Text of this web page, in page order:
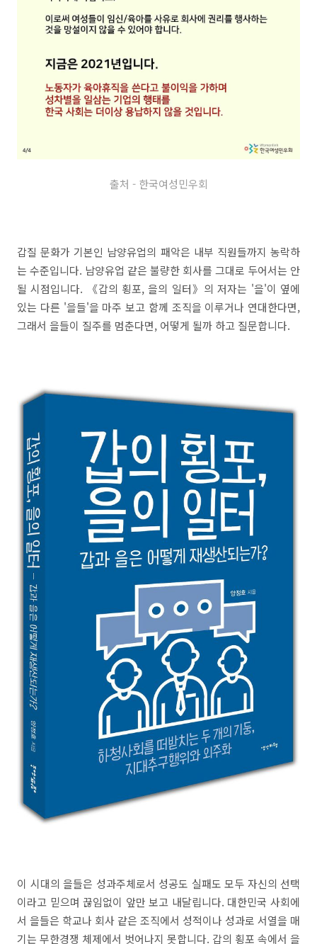
출처 - 한국여성민우회
갑질 문화가 기본인 남양유업의 패악은 내부 직원들까지 농락하
는 수준입니다. 남양유업 같은 불량한 회사를 그대로 두어서는 안
될 시점입니다. 《갑의 횡포, 을의 일터》의 저자는 '을'이 옆에
있는 다른 '을들'을 마주 보고 함께 조직을 이루거나 연대한다면,
그래서 을들이 질주를 멈춘다면, 어떻게 될까 하고 질문합니다.
이 시대의 을들은 성과주체로서 성공도 실패도 모두 자신의 선택
이라고 믿으며 끊임없이 앞만 보고 내달립니다. 대한민국 사회에
서 을들은 학교나 회사 같은 조직에서 성적이나 성과로 서열을 매
기는 무한경쟁 체제에서 벗어나지 못합니다. 갑의 횡포 속에서 을